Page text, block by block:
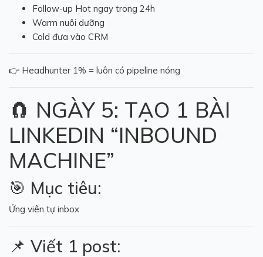
Follow-up Hot ngay trong 24h
Warm nuôi dưỡng
Cold đưa vào CRM
👉 Headhunter 1% = luôn có pipeline nóng
🧲 NGÀY 5: TẠO 1 BÀI
LINKEDIN “INBOUND
MACHINE”
🎯 Mục tiêu:
Ứng viên tự inbox
📌 Viết 1 post: